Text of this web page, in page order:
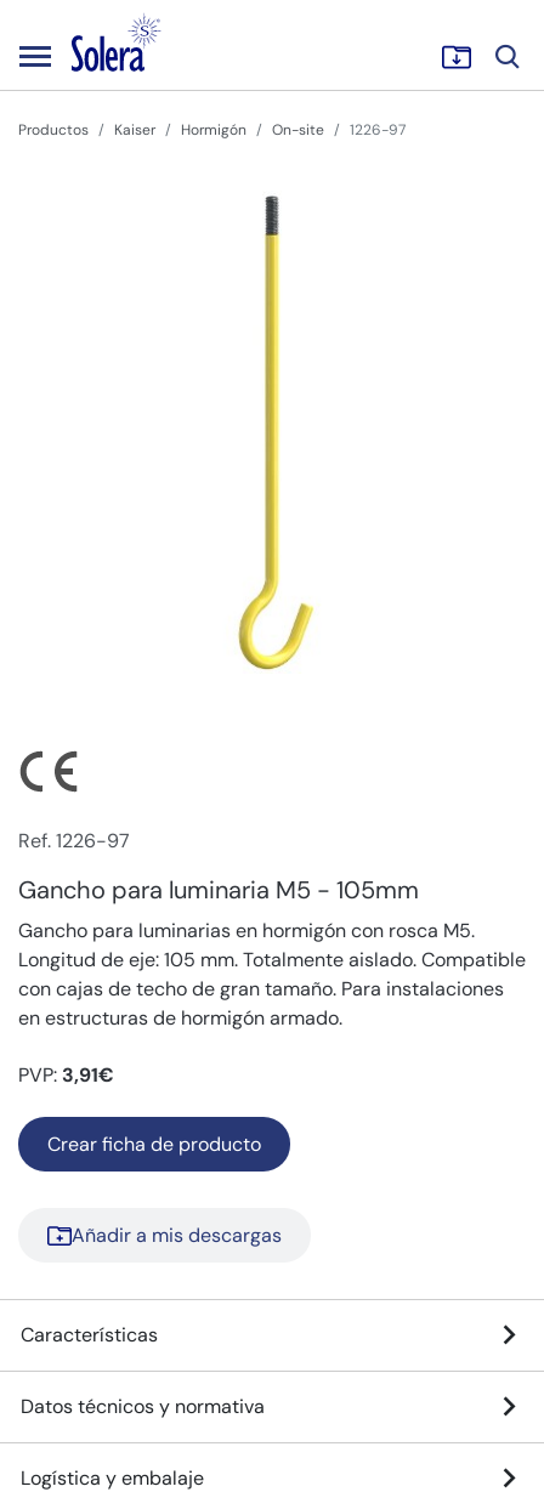
Productos Kaiser Hormigón On-site 1226-97
Ref. 1226-97
Gancho para luminaria M5 - 105mm
Gancho para luminarias en hormigón con rosca M5.
Longitud de eje: 105 mm. Totalmente aislado. Compatible
con cajas de techo de gran tamaño. Para instalaciones
en estructuras de hormigón armado.
PVP: 3,91€
Crear ficha de producto
Añadir a mis descargas
Características
Datos técnicos y normativa
Logística y embalaje